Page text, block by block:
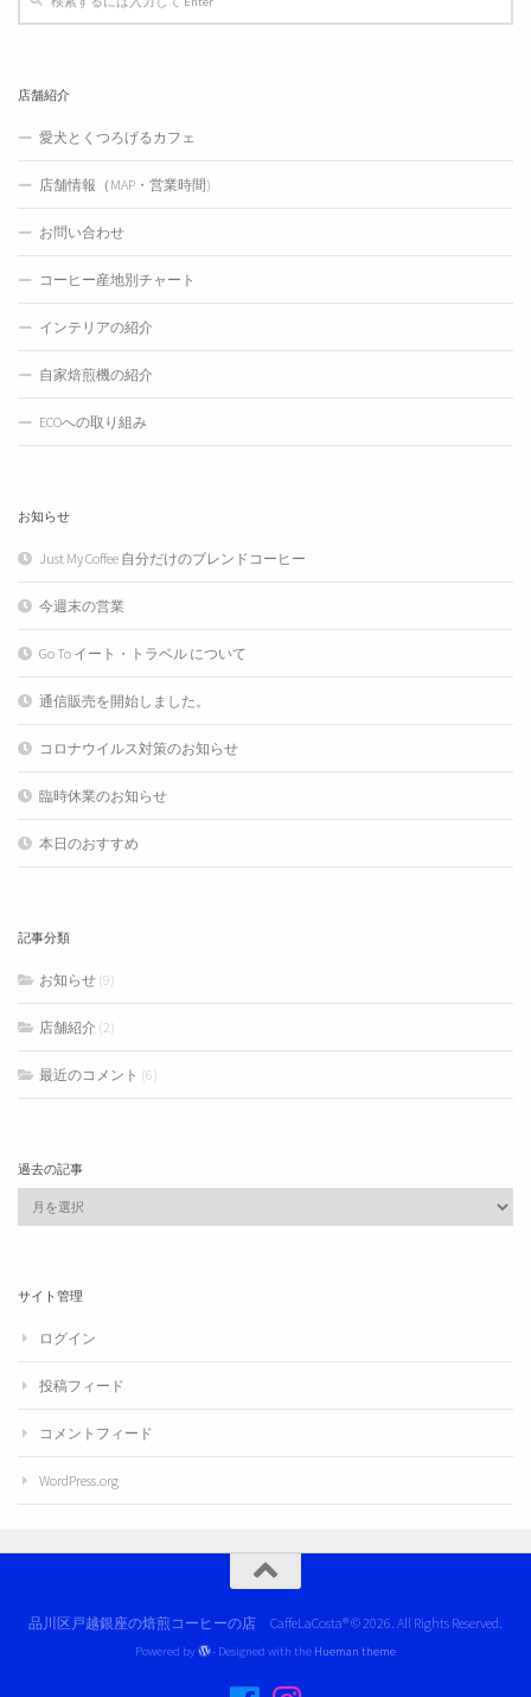
店舗紹介
愛犬とくつろげるカフェ
店舗情報（MAP・営業時間)
お問い合わせ
コーヒー産地別チャート
インテリアの紹介
自家焙煎機の紹介
ECOへの取り組み
お知らせ
Just My Coffee 自分だけのブレンドコーヒー
今週末の営業
Go To イート・トラベル について
通信販売を開始しました。
コロナウイルス対策のお知らせ
臨時休業のお知らせ
本日のおすすめ
記事分類
お知らせ (9)
店舗紹介 (2)
最近のコメント (6)
過去の記事
事
サイト管理
ログイン
投稿フィード
コメントフィード
WordPress.org
品川区戸越銀座の焙煎コーヒーの店 CaffeLaCosta® © 2026. All Rights Reserved.
Powered by - Designed with the Hueman theme